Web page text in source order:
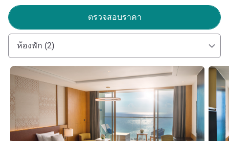
ขณะเข้าพักที่รีสอร์ทของเราในอ่าวกัมรานห์ นักท่องเที่ยว
สามารถเที่ยวชมธรรมชาติในบริเวณใกล้เคียง เช่น Núi Chúa
National Park ที่ตั้งอยู่ในจังหวัด Ninh Thuan ทางตอนใต้ มา
ค้นพบเสน่ห์ของเอเชียตะวันออกเฉียงใต้กับเรา
Mr Bruno HUBER ฝ่ายบริหารโรงแรม
ตรวจสอบราคา
ห้องพัก (2)
ดูรายละเอียด ดูราย